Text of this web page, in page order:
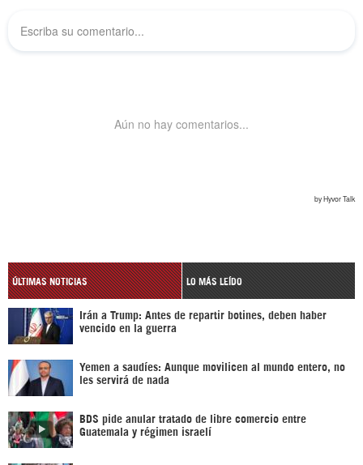
ÚLTIMAS NOTICIAS LO MÁS LEÍDO
Irán a Trump: Antes de repartir botines, deben haber
vencido en la guerra
Yemen a saudíes: Aunque movilicen al mundo entero, no
les servirá de nada
BDS pide anular tratado de libre comercio entre
Guatemala y régimen israelí